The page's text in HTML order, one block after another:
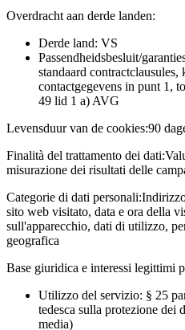
Overdracht aan derde landen:
Derde land: VS
Passendheidsbesluit/
standaard contractclausules,
contactgegevens in punt 1,
49 lid 1 a) AVG
Levensduur van de cookies:90
Finalità del trattamento dei dati:
misurazione dei risultati delle
Categorie di dati personali:
sito web visitato, data e ora della
sull'apparecchio, dati di utilizzo,
geografica
Base giuridica e interessi legittimi
Utilizzo del servizio: § 25
tedesca sulla protezione dei
media)